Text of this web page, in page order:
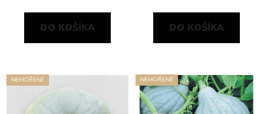
DO KOŠÍKA DO KOŠÍKA
NEMOŘENÉ NEMOŘENÉ